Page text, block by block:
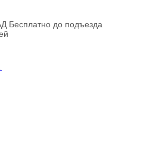
Бесплатно до подъезда